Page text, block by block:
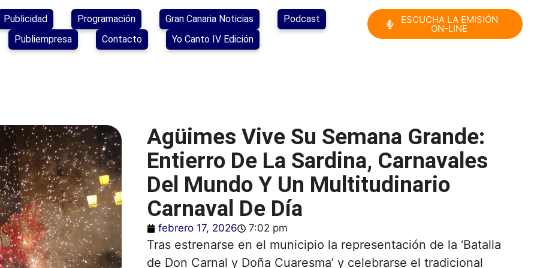
Publicidad Programación Gran Canaria Noticias
Podcast
Publiempresa
Contacto Yo Canto IV Edición
ESCUCHA LA EMISIÓN
ON-LINE
Agüimes Vive Su Semana Grande:
Entierro De La Sardina, Carnavales
Del Mundo Y Un Multitudinario
Carnaval De Día
febrero 17, 2026 7:02 pm
Tras estrenarse en el municipio la representación de la ‘Batalla
de Don Carnal y Doña Cuaresma’ y celebrarse el tradicional